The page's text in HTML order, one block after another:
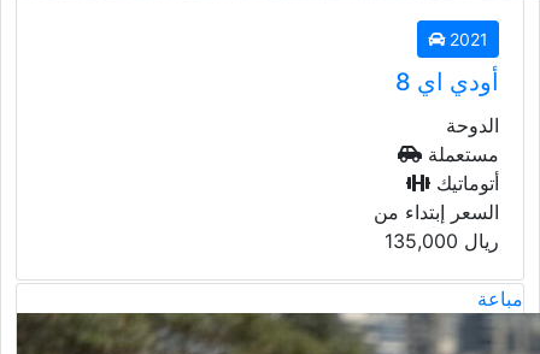
2021
أودي اي 8
الدوحة
مستعملة
أتوماتيك
السعر إبتداء من
135,000 ريال
مباعة